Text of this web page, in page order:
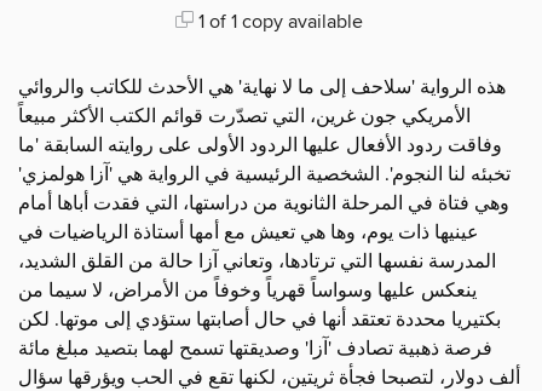
1 of 1 copy available
هذه الرواية 'سلاحف إلى ما لا نهاية' هي الأحدث للكاتب والروائي
الأمريكي جون غرين، التي تصدّرت قوائم الكتب الأكثر مبيعاً
وفاقت ردود الأفعال عليها الردود الأولى على روايته السابقة 'ما
تخبئه لنا النجوم'. الشخصية الرئيسية في الرواية هي 'آزا هولمزي'
وهي فتاة في المرحلة الثانوية من دراستها، التي فقدت أباها أمام
عينيها ذات يوم، وها هي تعيش مع أمها أستاذة الرياضيات في
المدرسة نفسها التي ترتادها، وتعاني آزا حالة من القلق الشديد،
ينعكس عليها وسواساً قهرياً وخوفاً من الأمراض، لا سيما من
بكتيريا محددة تعتقد أنها في حال أصابتها ستؤدي إلى موتها. لكن
فرصة ذهبية تصادف 'آزا' وصديقتها تسمح لهما بتصيد مبلغ مائة
ألف دولار، لتصبحا فجأة ثريتين، لكنها تقع في الحب ويؤرقها سؤال